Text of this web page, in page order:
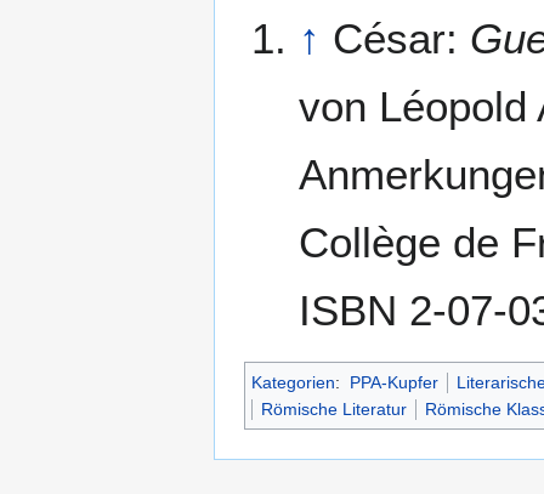
↑ César:
von Léopold
Collège de
ISBN 2-07-
Kategorien: PPA-Kupfer
Römische Literatur
Römische